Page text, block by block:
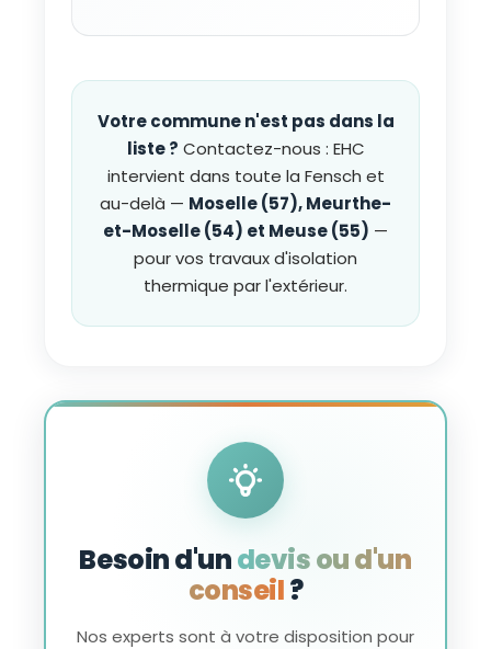
Votre commune n'est pas dans la
liste ? Contactez-nous : EHC
intervient dans toute la Fensch et
au-delà — Moselle (57), Meurthe-
et-Moselle (54) et Meuse (55) —
pour vos travaux d'isolation
thermique par l'extérieur.
Besoin d'undevis ou d'un
conseil?
Nos experts sont à votre disposition pour